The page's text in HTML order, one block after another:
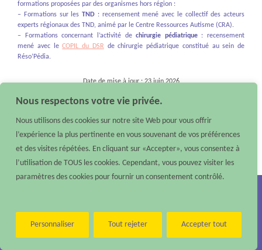
Nous respectons votre vie privée.
Nous utilisons des cookies sur notre site Web pour vous offrir
l’expérience la plus pertinente en vous souvenant de vos préférences
et des visites répétées. En cliquant sur «Accepter», vous consentez à
l’utilisation de TOUS les cookies. Cependant, vous pouvez visiter les
paramètres des cookies pour fournir un consentement contrôlé.
Personnaliser Tout rejeter Accepter tout
formations proposées par des organismes hors région :
– Formations sur les TND : recensement mené avec le collectif des acteurs
experts régionaux des TND, animé par le Centre Ressources Autisme (CRA).
– Formations concernant l’activité dechirurgie pédiatrique: recensement
mené avec leCOPIL du DSR de chirurgie pédiatrique constitué au sein de
Réso’Pédia.
Date de mise à jour : 23 juin 2026
Réso’Pédia
2026 – Tous droits réservés – Réalisé parDigisanté